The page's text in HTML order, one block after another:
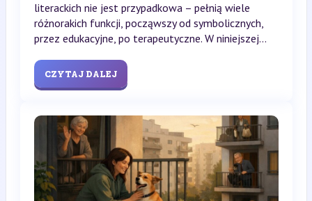
literackich nie jest przypadkowa – pełnią wiele
różnorakich funkcji, począwszy od symbolicznych,
przez edukacyjne, po terapeutyczne. W niniejszej...
CZYTAJ DALEJ